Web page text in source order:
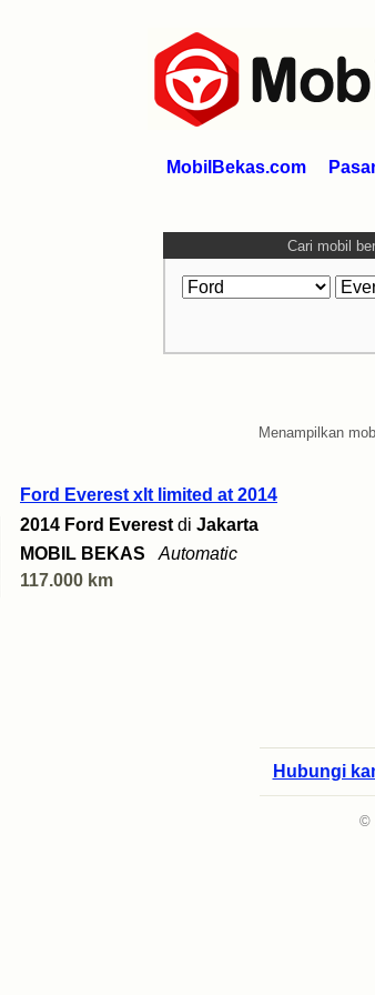
MobilBekas.com
Cari mobil
Menampilkan
Ford Everest xlt limited at 2014
2014 Ford Everest di Jakarta
MOBIL BEKAS
Automatic
117.000 km
Hubungi
©